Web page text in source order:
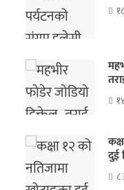
दुई
८